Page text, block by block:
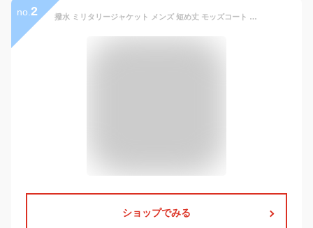
no. 2 撥水 ミリタリージャケット メンズ 短め丈 モッズコート マウンテンパーカー 無地 マウンテンライトジャケット 防風ジャケット 防寒着 軽量 シンプル ブルゾン ジャンパー アウター アウトドア キャンプ スポーツ 綿 秋 冬 春 黒 カーキ ベージュ 送料無料(沖縄・離島除く)
ショップでみる